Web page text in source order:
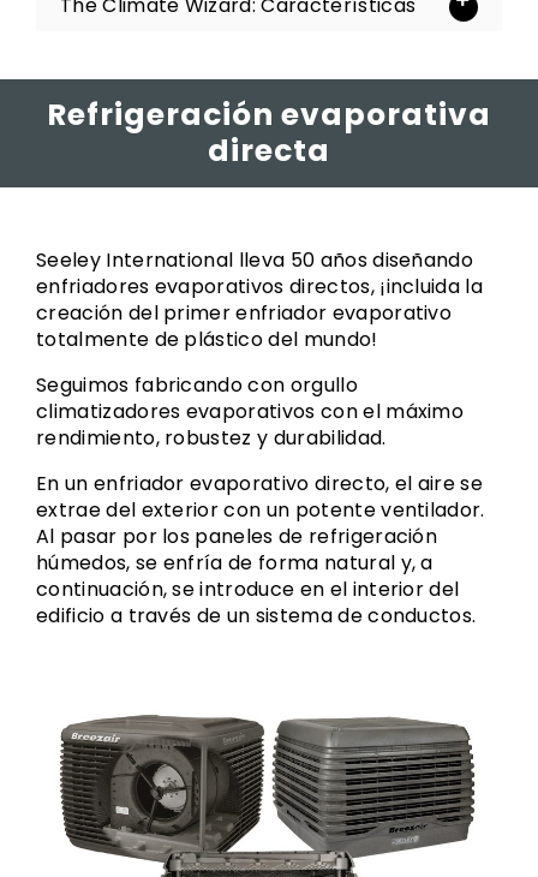
Refrigeración evaporativa
directa
Seeley International lleva 50 años diseñando
enfriadores evaporativos directos, ¡incluida la
creación del primer enfriador evaporativo
totalmente de plástico del mundo!
Seguimos fabricando con orgullo
climatizadores evaporativos con el máximo
rendimiento, robustez y durabilidad.
En un enfriador evaporativo directo, el aire se
extrae del exterior con un potente ventilador.
Al pasar por los paneles de refrigeración
húmedos, se enfría de forma natural y, a
continuación, se introduce en el interior del
edificio a través de un sistema de conductos.